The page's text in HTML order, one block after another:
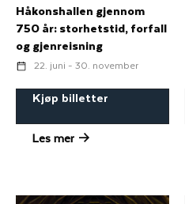
Håkonshallen gjennom
750 år: storhetstid, forfall
og gjenreisning
22. juni - 30. november
Kjøp billetter
Les mer